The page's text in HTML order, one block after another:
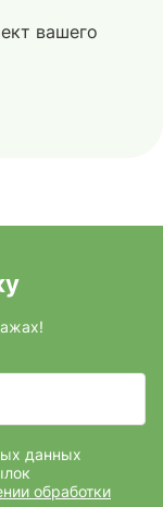
вашего
данных
обработки